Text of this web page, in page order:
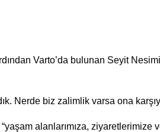
Varto’da bulunan Seyit
Nerde biz zalimlik varsa ona
alanlarımıza, ziyaretlerimize